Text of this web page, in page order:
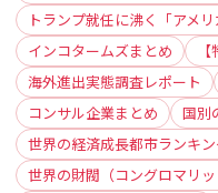
トランプ就任に沸く「アメ
インコタームズまとめ
海外進出実態調査レポート
コンサル企業まとめ
国別
世界の経済成長都市ランキ
世界の財閥（コングロマリッ